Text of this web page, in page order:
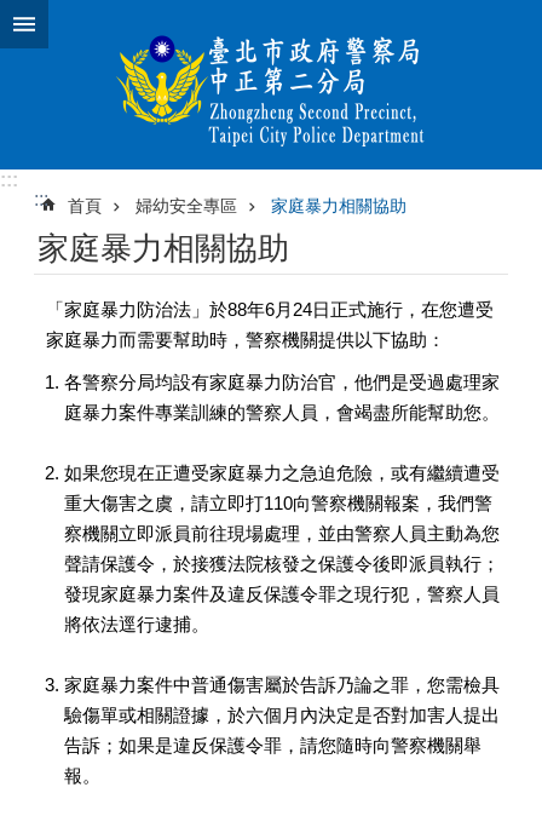
跳到主要內容區塊
:::
:::
首頁 婦幼安全專區 家庭暴力相關協助
家庭暴力相關協助
「家庭暴力防治法」於88年6月24日正式施行，在您遭受
家庭暴力而需要幫助時，警察機關提供以下協助：
各警察分局均設有家庭暴力防治官，他們是受過處理家
庭暴力案件專業訓練的警察人員，會竭盡所能幫助您。
如果您現在正遭受家庭暴力之急迫危險，或有繼續遭受
重大傷害之虞，請立即打110向警察機關報案，我們警
察機關立即派員前往現場處理，並由警察人員主動為您
聲請保護令，於接獲法院核發之保護令後即派員執行；
發現家庭暴力案件及違反保護令罪之現行犯，警察人員
將依法逕行逮捕。
家庭暴力案件中普通傷害屬於告訴乃論之罪，您需檢具
驗傷單或相關證據，於六個月內決定是否對加害人提出
告訴；如果是違反保護令罪，請您隨時向警察機關舉
報。